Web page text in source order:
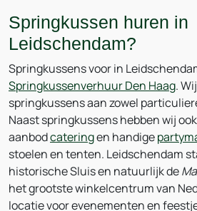
Springkussen huren in
Leidschendam?
Springkussens voor in
Springkussenverhuur Den Haag.
springkussens aan zowel
Naast springkussens hebben wij
aanbodcateringen handige
stoelen en tenten. Leidschendam
historische Sluis en natuurlijk de
het grootste winkelcentrum van
locatie voor evenementen en